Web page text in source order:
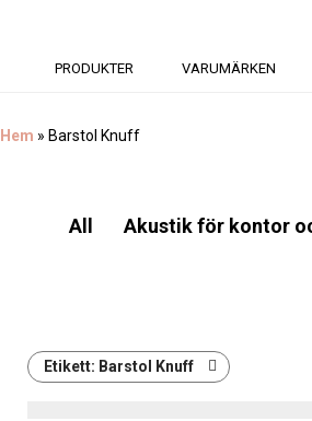
PRODUKTER VARUMÄRKEN
Hem » Barstol Knuff
All Akustik för kontor
Etikett: Barstol Knuff